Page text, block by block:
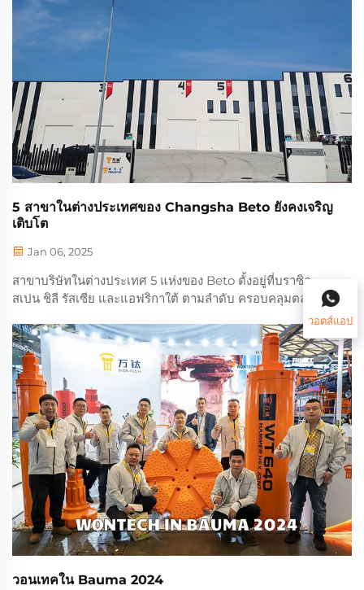
5 สาขาในต่างประเทศของ Changsha Beto ยังคงเจริญ
เติบโต
Jan 06, 2025
สาขาบริษัทในต่างประเทศ 5 แห่งของ Beto ตั้งอยู่ที่บราซิล
สเปน ชิลี รัสเซีย และแอฟริกาใต้ ตามลําดับ ครอบคลุมตลาด
วอนเทคใน Bauma 2024
วอตส์แอป